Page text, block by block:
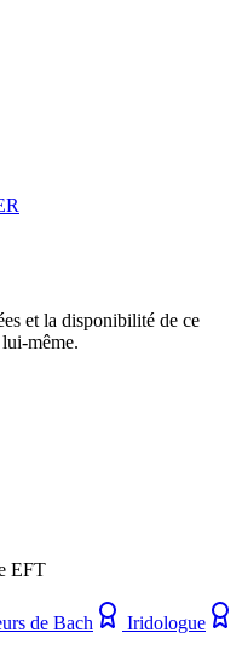
et la disponibilité de ce
même.
EFT
de Bach
Iridologue